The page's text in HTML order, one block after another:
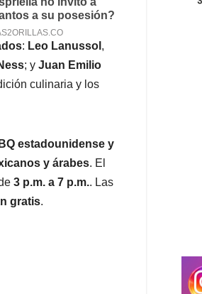
: Leo Lanussol ,
; y Juan Emilio
culinaria y los
estadounidense y
y árabes. El
3 p.m. a 7 p.m.. Las
gratis.